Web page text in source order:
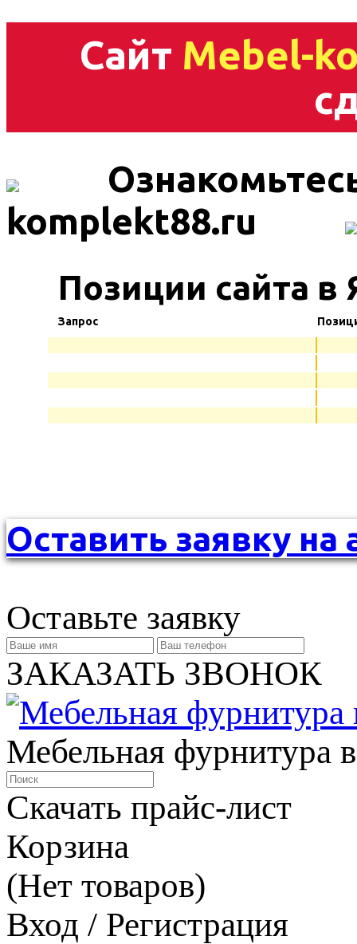
Сайт Mebel-
komplekt88.ru
Позиции сайта в
Запрос
Оставить заявку на
Оставьте заявку
ЗАКАЗАТЬ ЗВОНОК
Мебельная фурнитура
Скачать прайс-лист
Корзина
(Нет товаров)
Вход / Регистрация